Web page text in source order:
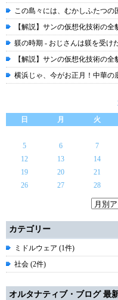
この島々には、むかしふたつの
【解説】サンの仮想化技術の
躾の時期 - おじさんは躾を受け
【解説】サンの仮想化技術の
横浜じゃ、今がお正月！中華の
日
月 火
5
6 7
12
13 14
19
20 21
26
27 28
カテゴリー
ミドルウェア (1件)
社会 (2件)
オルタナティブ・ブログ 最